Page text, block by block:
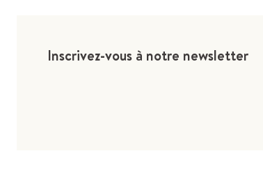
Inscrivez-vous à notre newsletter